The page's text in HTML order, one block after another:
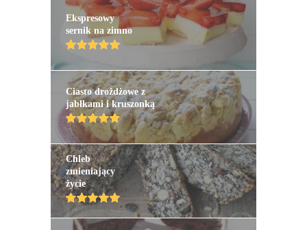
Ekspresowy
sernik na zimno
Ciasto drożdżowe z
jabłkami i kruszonką
Chleb
zmieniający
życie